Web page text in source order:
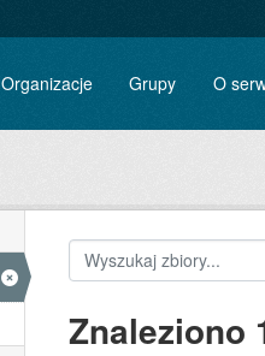
Organizacje Grupy O
Znaleziono